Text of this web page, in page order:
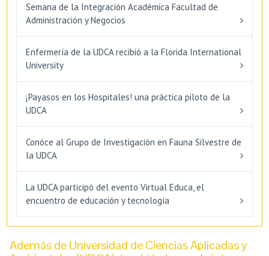
Semana de la Integración Académica Facultad de
Administración y Negocios
Enfermería de la UDCA recibió a la Florida International
University
¡Payasos en los Hospitales! una práctica piloto de la
UDCA
Conóce al Grupo de Investigación en Fauna Silvestre de
la UDCA
La UDCA participó del evento Virtual Educa, el
encuentro de educación y tecnología
Además de Universidad de Ciencias Aplicadas y